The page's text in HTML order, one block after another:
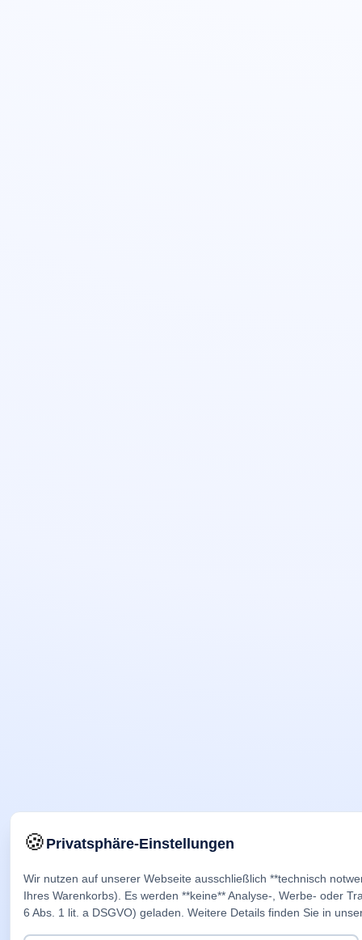
🍪Privatsphäre-Einstellungen
Wir nutzen auf unserer Webseite ausschließlich **technisch
Ihres Warenkorbs). Es werden **keine** Analyse-, Werbe- oder
6 Abs. 1 lit. a DSGVO) geladen. Weitere Details finden Sie in